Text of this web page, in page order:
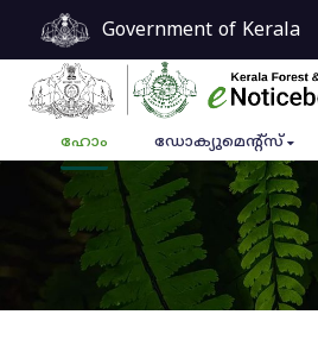
Government of Kerala
ഹോം ഡോക്യുമെൻ്റ്സ്